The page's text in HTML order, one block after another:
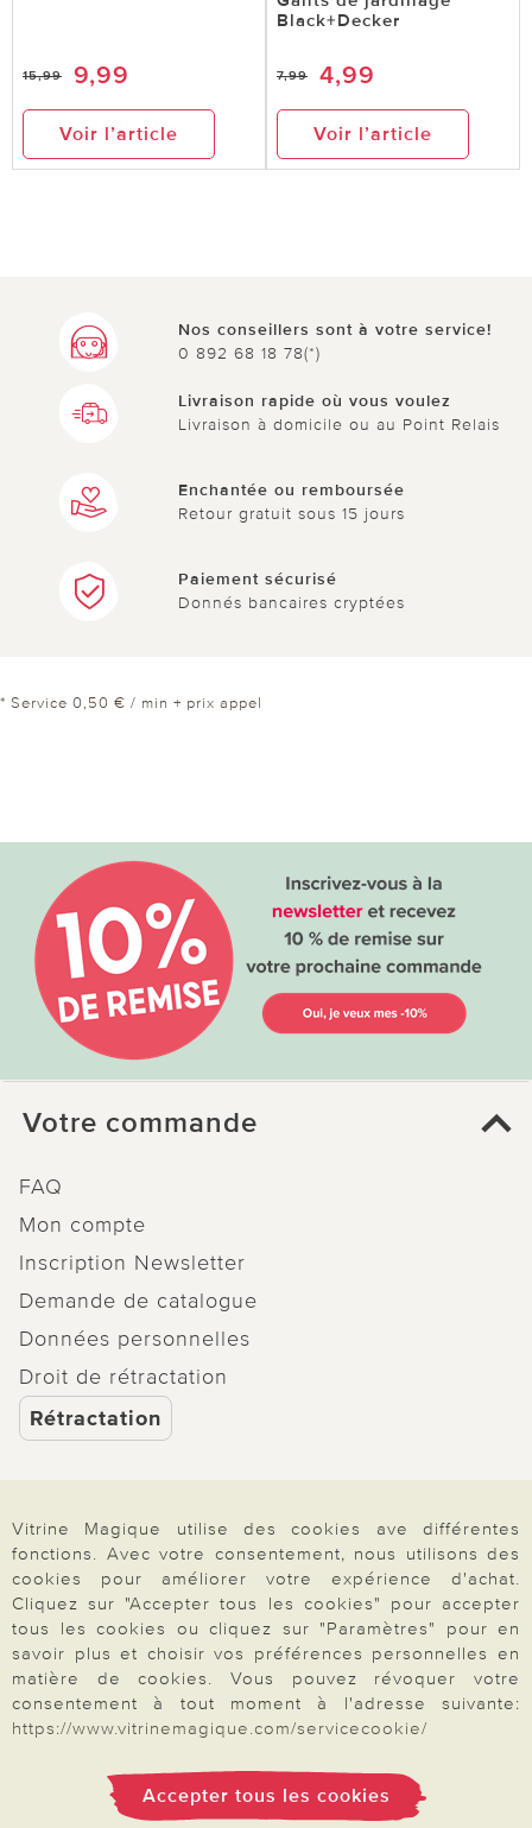
15,99 9,99
Voir l’article
Black+Decker
7,99 4,99
Voir l’article
Nos conseillers sont à votre service!
0 892 68 18 78(*)
Livraison rapide où vous voulez
Livraison à domicile ou au Point Relais
Enchantée ou remboursée
Retour gratuit sous 15 jours
Paiement sécurisé
Donnés bancaires cryptées
* Service 0,50 € / min + prix appel
Votre commande
FAQ
Mon compte
Inscription Newsletter
Demande de catalogue
Données personnelles
Droit de rétractation
Rétractation
Paiement & Livraison
À propos de nous
Besoin d'aide?
Mentions légales |CGV|Données & liberté|Vie privée & cookies
Vitrine Magique utilise des cookies ave différentes
fonctions. Avec votre consentement, nous utilisons des
cookies pour améliorer votre expérience d'achat.
Cliquez sur "Accepter tous les cookies" pour accepter
tous les cookies ou cliquez sur "Paramètres" pour en
savoir plus et choisir vos préférences personnelles en
matière de cookies. Vous pouvez révoquer votre
consentement à tout moment à l'adresse suivante:
https://www.vitrinemagique.com/servicecookie/
Accepter tous les cookies